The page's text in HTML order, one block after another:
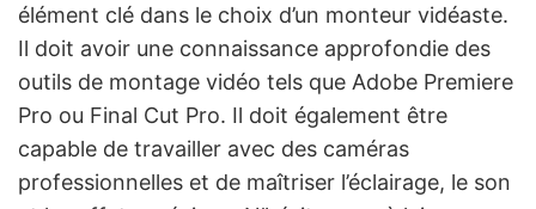
élément clé dans le choix d’un monteur vidéaste.
Il doit avoir une connaissance approfondie des
outils de montage vidéo tels que Adobe Premiere
Pro ou Final Cut Pro. Il doit également être
capable de travailler avec des caméras
professionnelles et de maîtriser l’éclairage, le son